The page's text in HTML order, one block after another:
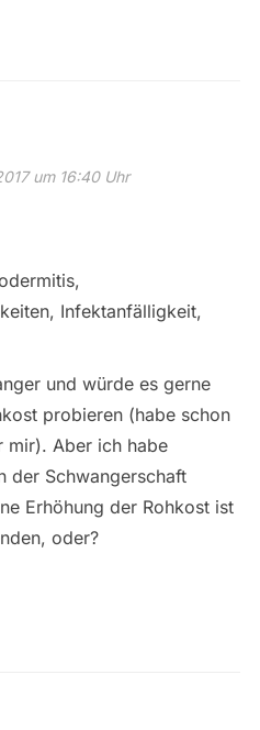
um 16:40 Uhr
Infektanfälligkeit,
und würde es gerne
probieren (habe schon
mir). Aber ich habe
der Schwangerschaft
Erhöhung der Rohkost ist
oder?